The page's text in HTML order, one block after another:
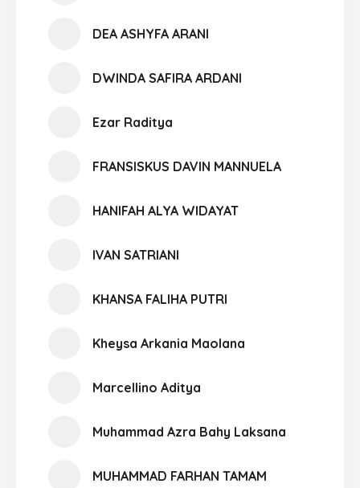
DEA ASHYFA ARANI
DWINDA SAFIRA ARDANI
Ezar Raditya
FRANSISKUS DAVIN MANNUELA
HANIFAH ALYA WIDAYAT
IVAN SATRIANI
KHANSA FALIHA PUTRI
Kheysa Arkania Maolana
Marcellino Aditya
Muhammad Azra Bahy Laksana
MUHAMMAD FARHAN TAMAM